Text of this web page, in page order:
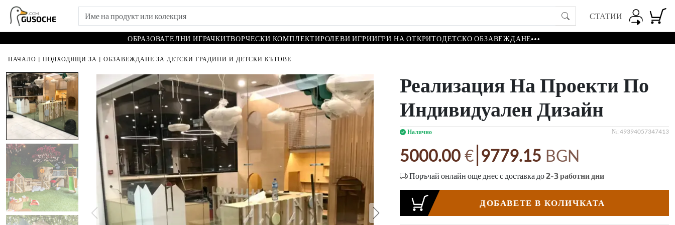
GUSOCHE
.COM СТАТИИ
ОБРАЗОВАТЕЛНИ ИГРАЧКИТВОРЧЕСКИ КОМПЛЕКТИРОЛЕВИ ИГРИИГРИ НА ОТКРИТОДЕТСКО ОБЗАВЕЖДАНЕ
НАЧАЛО | ПОДХОДЯЩИ ЗА | ОБЗАВЕЖДАНЕ ЗА ДЕТСКИ ГРАДИНИ И ДЕТСКИ КЪТОВЕ
Реализация На Проекти По
Индивидуален Дизайн
Налично №: 49394057347413
5000.00 €|9779.15 BGN
Поръчай онлайн още днес с доставка до2-3работни дни
ДОБАВЕТЕ В КОЛИЧКАТА